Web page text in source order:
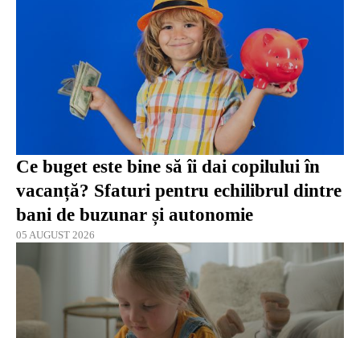
Ce buget este bine să îi dai copilului în
vacanță? Sfaturi pentru echilibrul dintre
bani de buzunar și autonomie
05 AUGUST 2026